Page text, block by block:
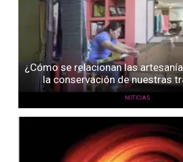
¿Cómo se relacionan las
la conservación de nuestras
NOTICIAS